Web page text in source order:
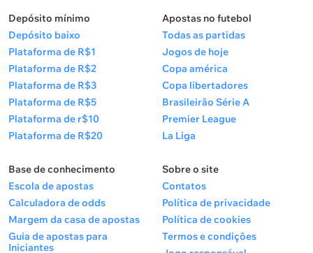
Depósito mínimo
Depósito baixo
Plataforma de R$1
Plataforma de R$2
Plataforma de R$3
Plataforma de R$5
Plataforma de r$10
Plataforma de R$20
Apostas no futebol
Todas as partidas
Jogos de hoje
Copa américa
Copa libertadores
Brasileirão Série A
Premier League
La Liga
Base de conhecimento
Escola de apostas
Calculadora de odds
Margem da casa de apostas
Guia de apostas para
Iniciantes
Sobre o site
Contatos
Política de privacidade
Política de cookies
Termos e condições